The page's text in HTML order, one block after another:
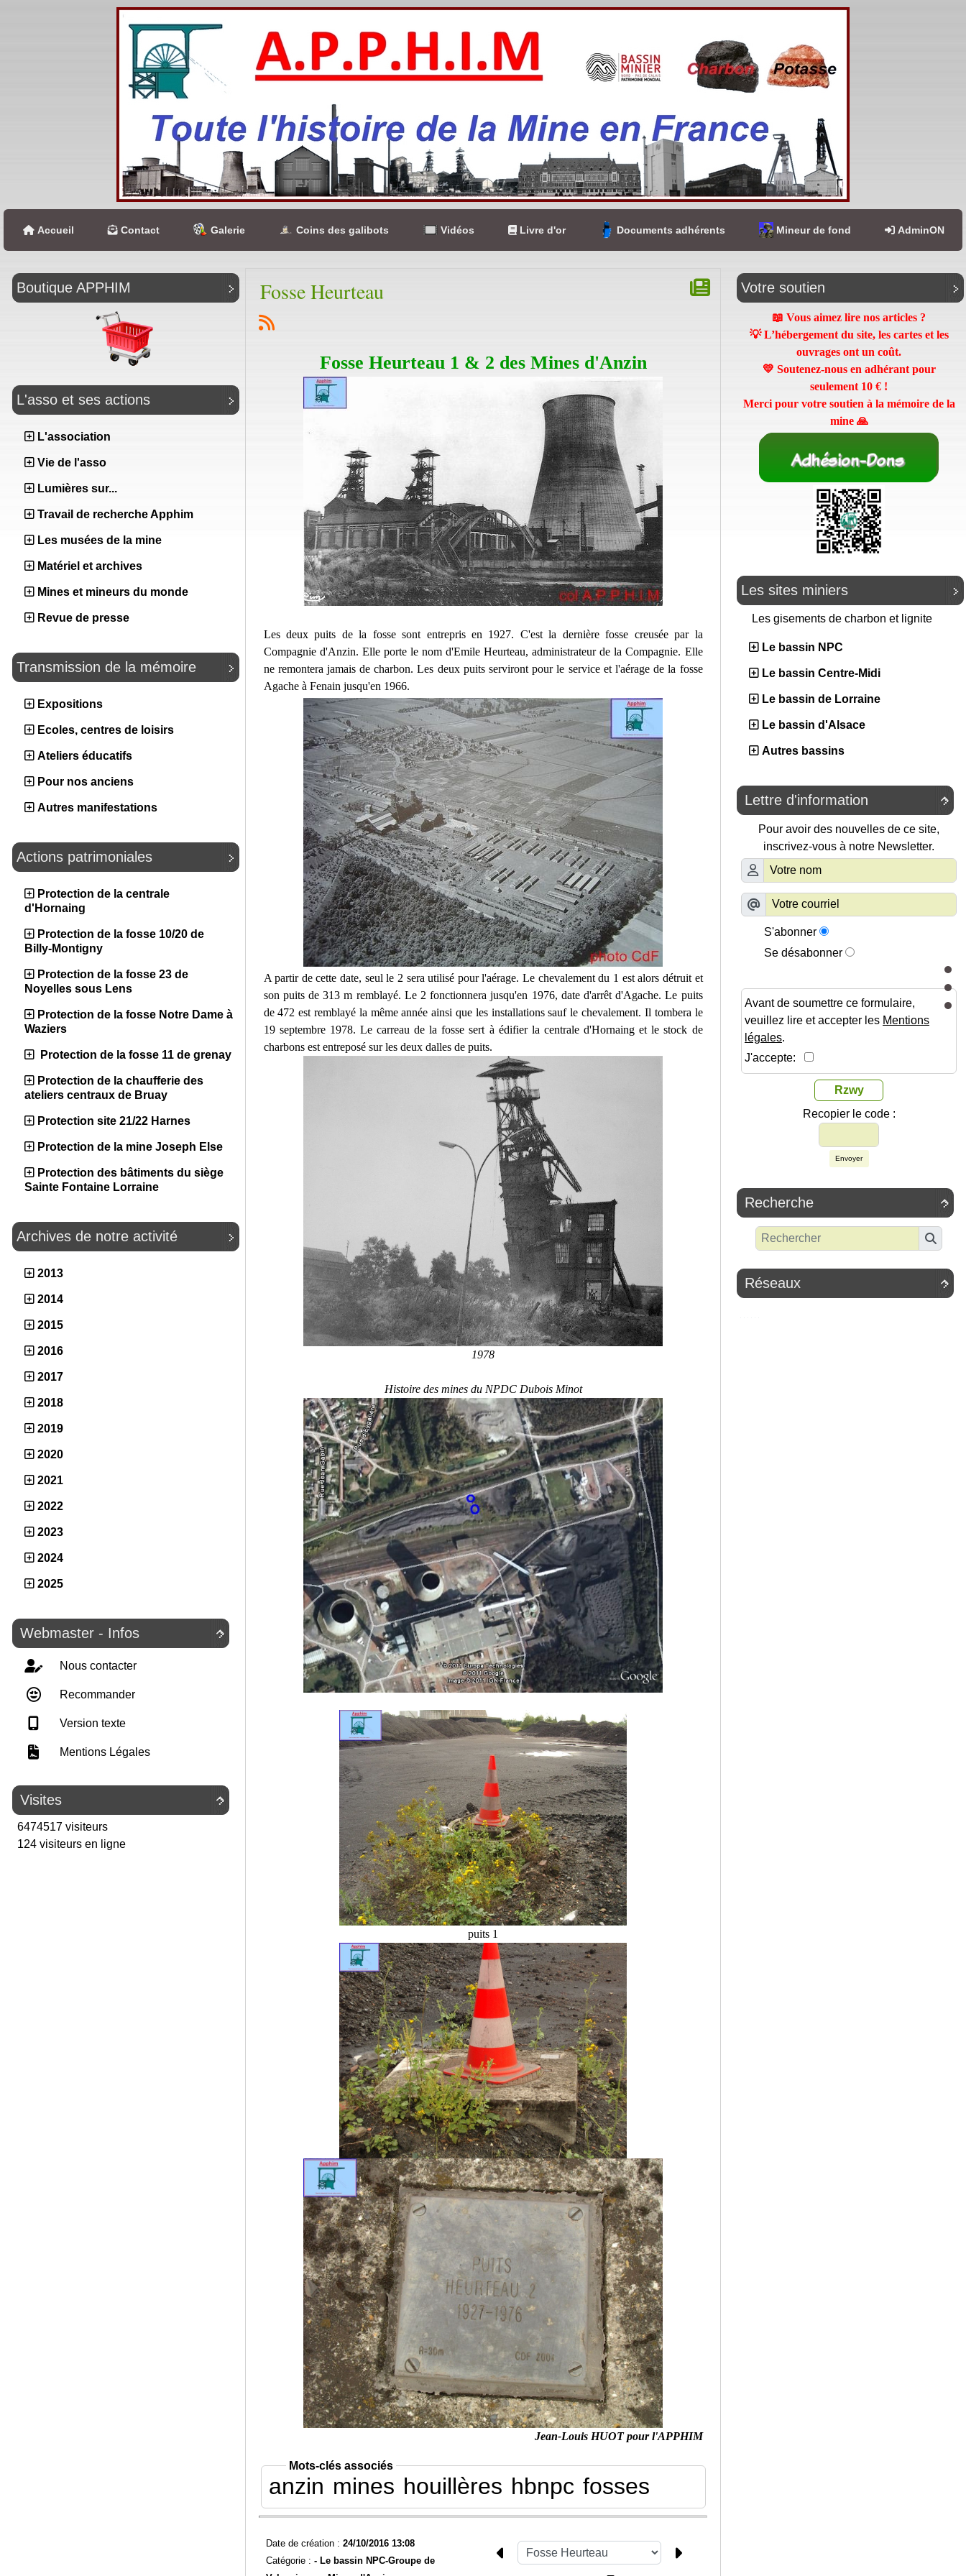
Accueil Contact Galerie Coins des galibots Vidéos Livre d'or Documents adhérents Mineur de fond AdminON
Boutique APPHIM
L'asso et ses actions
L'association
Vie de l'asso
Lumières sur...
Travail de recherche Apphim
Les musées de la mine
Matériel et archives
Mines et mineurs du monde
Revue de presse
Transmission de la mémoire
Expositions
Ecoles, centres de loisirs
Ateliers éducatifs
Pour nos anciens
Autres manifestations
Actions patrimoniales
Protection de la centrale
d'Hornaing
Protection de la fosse 10/20 de
Billy-Montigny
Protection de la fosse 23 de
Noyelles sous Lens
Protection de la fosse Notre Dame à
Waziers
Protection de la fosse 11 de grenay
Protection de la chaufferie des
ateliers centraux de Bruay
Protection site 21/22 Harnes
Protection de la mine Joseph Else
Protection des bâtiments du siège
Sainte Fontaine Lorraine
Archives de notre activité
2013
2014
2015
2016
2017
2018
2019
2020
2021
2022
2023
2024
2025

Webmaster - Infos
Nous contacter
Recommander
Version texte
Mentions Légales

Visites
6474517 visiteurs
124 visiteurs en ligne
Fosse Heurteau
Fosse Heurteau 1 & 2 des Mines d'Anzin
Les deux puits de la fosse sont entrepris en 1927. C'est la dernière fosse creusée par la
Compagnie d'Anzin. Elle porte le nom d'Emile Heurteau, administrateur de la Compagnie. Elle
ne remontera jamais de charbon. Les deux puits serviront pour le service et l'aérage de la fosse
Agache à Fenain jusqu'en 1966.
A partir de cette date, seul le 2 sera utilisé pour l'aérage. Le chevalement du 1 est alors détruit et
son puits de 313 m remblayé. Le 2 fonctionnera jusqu'en 1976, date d'arrêt d'Agache. Le puits
de 472 est remblayé la même année ainsi que les installations sauf le chevalement. Il tombera le
19 septembre 1978. Le carreau de la fosse sert à édifier la centrale d'Hornaing et le stock de
charbons est entreposé sur les deux dalles de puits.
1978
Histoire des mines du NPDC Dubois Minot
puits 1
Jean-Louis HUOT pour l'APPHIM
Mots-clés associés
anzin mines houillères hbnpc fosses
Date de création : 24/10/2016 13:08
Catégorie : - Le bassin NPC-Groupe de
Votre soutien
📖 Vous aimez lire nos articles ?
💡 L’hébergement du site, les cartes et les
ouvrages ont un coût.
💛 Soutenez-nous en adhérant pour
seulement 10 € !
Merci pour votre soutien à la mémoire de la
mine 🙏
Les sites miniers
Les gisements de charbon et lignite
Le bassin NPC
Le bassin Centre-Midi
Le bassin de Lorraine
Le bassin d'Alsace
Autres bassins

Lettre d'information
Pour avoir des nouvelles de ce site,
inscrivez-vous à notre Newsletter.
S'abonner
Se désabonner
Avant de soumettre ce formulaire,
veuillez lire et accepter les Mentions
légales.
J'accepte:
Rzwy
Recopier le code :
Envoyer

Recherche

Réseaux